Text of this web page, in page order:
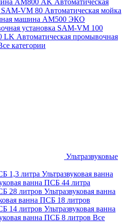
АМ800 AK Автоматическая
SAM-VM 80 Автоматическая мойка
машина АМ500 ЭКО
установка SAM-VM 100
LK Автоматическая промывочная
категории
Ультразвуковые
1,3 литра Ультразвуковая ванна
ванна ПСБ 44 литра
28 литров Ультразвуковая ванна
ванна ПСБ 18 литров
14 литров Ультразвуковая ванна
ванна ПСБ 8 литров Все